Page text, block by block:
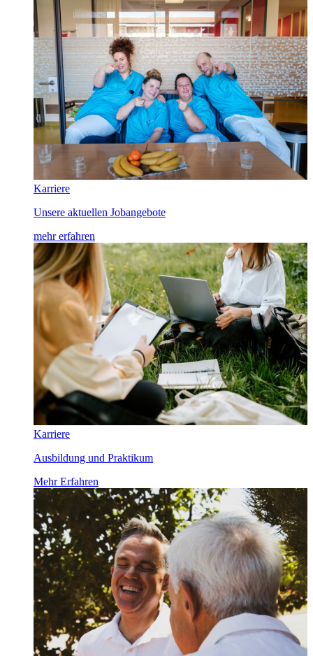
Karriere
Unsere aktuellen Jobangebote
mehr erfahren
Karriere
Ausbildung und Praktikum
Mehr Erfahren